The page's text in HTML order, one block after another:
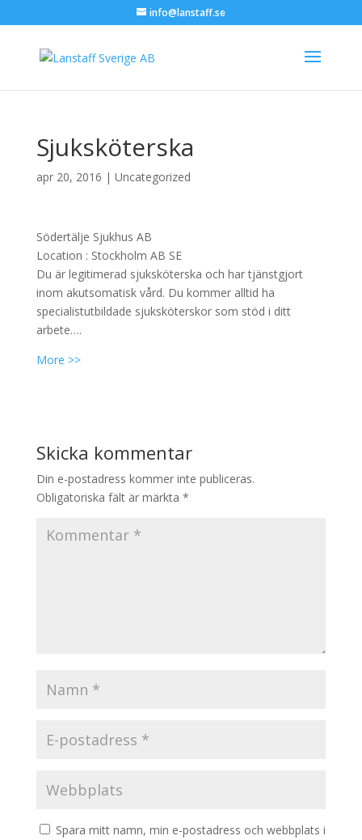
info@lanstaff.se
Sjuksköterska
apr 20, 2016 | Uncategorized
Södertälje Sjukhus AB
Location : Stockholm AB SE
Du är legitimerad sjuksköterska och har tjänstgjort
inom akutsomatisk vård. Du kommer alltid ha
specialistutbildade sjuksköterskor som stöd i ditt
arbete….
More >>
Skicka kommentar
Din e-postadress kommer inte publiceras.
Obligatoriska fält är märkta *
Spara mitt namn, min e-postadress och webbplats i